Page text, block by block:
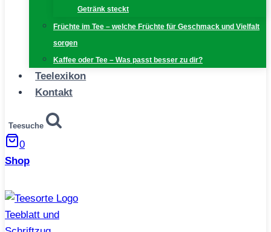
Getränk steckt
Früchte im Tee – welche Früchte für Geschmack und Vielfalt
sorgen
Kaffee oder Tee – Was passt besser zu dir?
Teelexikon
Kontakt
Teesuche
0
Shop